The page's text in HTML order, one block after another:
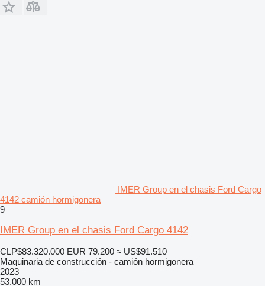
IMER Group en el chasis Ford Cargo
4142 camión hormigonera
9
IMER Group en el chasis Ford Cargo 4142
CLP$83.320.000 EUR 79.200 ≈ US$91.510
Maquinaria de construcción - camión hormigonera
2023
53.000 km